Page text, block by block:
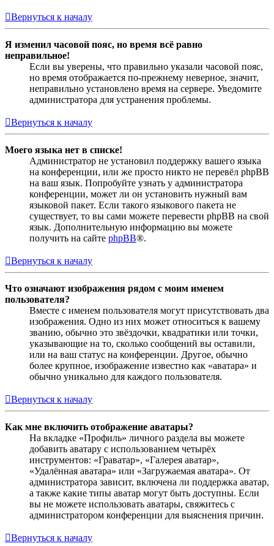
Вернуться к началу
Я изменил часовой пояс, но время всё равно
неправильное!
Если вы уверены, что правильно указали часовой пояс,
но время отображается по-прежнему неверное, значит,
неправильно установлено время на сервере. Уведомите
администратора для устранения проблемы.
Вернуться к началу
Моего языка нет в списке!
Администратор не установил поддержку вашего языка
на конференции, или же просто никто не перевёл phpBB
на ваш язык. Попробуйте узнать у администратора
конференции, может ли он установить нужный вам
языковой пакет. Если такого языкового пакета не
существует, то вы сами можете перевести phpBB на свой
язык. Дополнительную информацию вы можете
получить на сайте phpBB®.
Вернуться к началу
Что означают изображения рядом с моим именем
пользователя?
Вместе с именем пользователя могут присутствовать два
изображения. Одно из них может относиться к вашему
званию, обычно это звёздочки, квадратики или точки,
указывающие на то, сколько сообщений вы оставили,
или на ваш статус на конференции. Другое, обычно
более крупное, изображение известно как «аватара» и
обычно уникально для каждого пользователя.
Вернуться к началу
Как мне включить отображение аватары?
На вкладке «Профиль» личного раздела вы можете
добавить аватару с использованием четырёх
инструментов: «Граватар», «Галерея аватар»,
«Удалённая аватара» или «Загружаемая аватара». От
администратора зависит, включена ли поддержка аватар,
а также какие типы аватар могут быть доступны. Если
вы не можете использовать аватары, свяжитесь с
администратором конференции для выяснения причин.
Вернуться к началу